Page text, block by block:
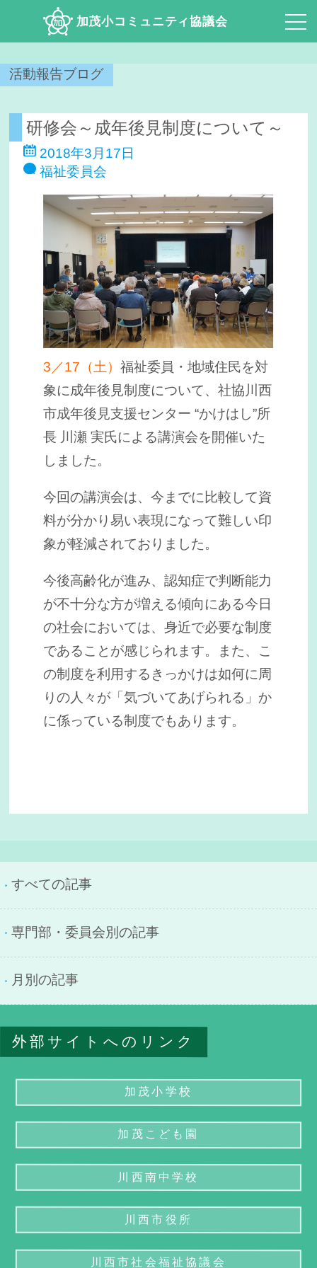
加茂小コミュニティ協議会
すべての記事
専門部・委員会別の記事
月別の記事
活動報告ブログ
研修会～成年後見制度について～
2018年3月17日
福祉委員会
3／17（土）福祉委員・地域住民を対
象に成年後見制度について、社協川西
市成年後見支援センター “かけはし”所
長 川瀬 実氏による講演会を開催いた
しました。
今回の講演会は、今までに比較して資
料が分かり易い表現になって難しい印
象が軽減されておりました。
今後高齢化が進み、認知症で判断能力
が不十分な方が増える傾向にある今日
の社会においては、身近で必要な制度
であることが感じられます。また、こ
の制度を利用するきっかけは如何に周
りの人々が「気づいてあげられる」か
に係っている制度でもあります。
外部サイトへのリンク
加茂小学校
加茂こども園
川西南中学校
川西市役所
川西市社会福祉協議会